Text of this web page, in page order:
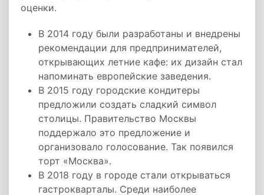
оценки.
В 2014 году были разработаны и внедрены
рекомендации для предпринимателей,
открывающих летние кафе: их дизайн стал
напоминать европейские заведения.
В 2015 году городские кондитеры
предложили создать сладкий символ
столицы. Правительство Москвы
поддержало это предложение и
организовало голосование. Так появился
торт «Москва».
В 2018 году в городе стали открываться
гастрокварталы. Среди наиболее